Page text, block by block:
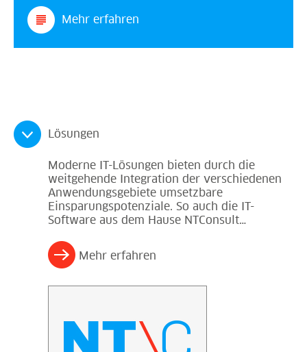
Mehr erfahren
Lösungen
Moderne IT-Lösungen bieten durch die
weitgehende Integration der verschiedenen
Anwendungsgebiete umsetzbare
Einsparungspotenziale. So auch die IT-
Software aus dem Hause NTConsult…
Mehr erfahren